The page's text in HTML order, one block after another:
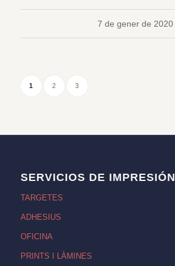
7 de gener de 2020
1 2 3
SERVICIOS DE IMPRESIÓN
TARGETES
ADHESIUS
OFICINA
PRINTS I LÀMINES